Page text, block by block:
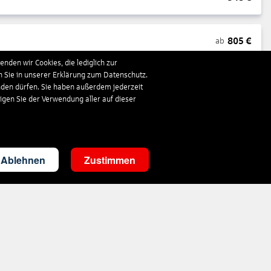
ab 805 €
wir Cookies, die lediglich zur
in unserer Erklärung zum Datenschutz.
dürfen. Sie haben außerdem jederzeit
Sie der Verwendung aller auf dieser
Ablehnen Zustimmen